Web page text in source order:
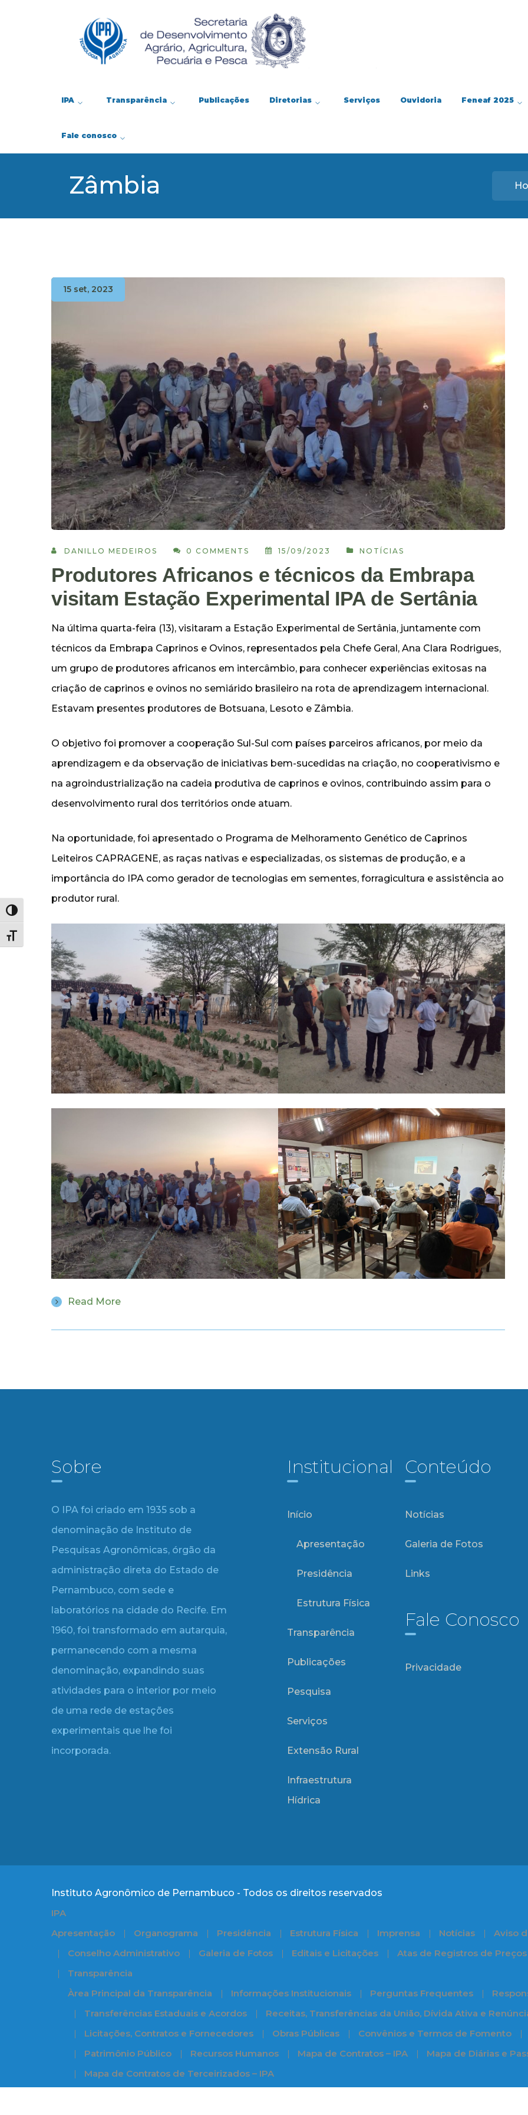
Alternar alto contraste
Alternar tamanho da fonte
IPA Transparência Publicações Diretorias Serviços Ouvidoria Feneaf 2025
Fale conosco
Zâmbia
15 set, 2023
DANILLO MEDEIROS 0 COMMENTS 15/09/2023 NOTÍCIAS
Produtores Africanos e técnicos da Embrapa
visitam Estação Experimental IPA de Sertânia
Na última quarta-feira (13), visitaram a Estação Experimental de Sertânia, juntamente com
técnicos da Embrapa Caprinos e Ovinos, representados pela Chefe Geral, Ana Clara Rodrigues,
um grupo de produtores africanos em intercâmbio, para conhecer experiências exitosas na
criação de caprinos e ovinos no semiárido brasileiro na rota de aprendizagem internacional.
Estavam presentes produtores de Botsuana, Lesoto e Zâmbia.
O objetivo foi promover a cooperação Sul-Sul com países parceiros africanos, por meio da
aprendizagem e da observação de iniciativas bem-sucedidas na criação, no cooperativismo e
na agroindustrialização na cadeia produtiva de caprinos e ovinos, contribuindo assim para o
desenvolvimento rural dos territórios onde atuam.
Na oportunidade, foi apresentado o Programa de Melhoramento Genético de Caprinos
Leiteiros CAPRAGENE, as raças nativas e especializadas, os sistemas de produção, e a
importância do IPA como gerador de tecnologias em sementes, forragicultura e assistência ao
produtor rural.
Read More
Sobre
O IPA foi criado em 1935 sob a
denominação de Instituto de
Pesquisas Agronômicas, órgão da
administração direta do Estado de
Pernambuco, com sede e
laboratórios na cidade do Recife. Em
1960, foi transformado em autarquia,
permanecendo com a mesma
denominação, expandindo suas
atividades para o interior por meio
de uma rede de estações
experimentais que lhe foi
incorporada.
Institucional
Início
Apresentação
Presidência
Estrutura Física
Transparência
Publicações
Pesquisa
Serviços
Extensão Rural
Infraestrutura
Hídrica
Conteúdo
Notícias
Galeria de Fotos
Links
Fale Conosco
Privacidade
Instituto Agronômico de Pernambuco - Todos os direitos reservados
IPA
Apresentação
Organograma Presidência Estrutura Física Imprensa Notícias
Aviso
Conselho Administrativo
Galeria de Fotos Editais e Licitações Atas de Registros de Preços
Transparência
Àrea Principal da Transparência
Informações Institucionais Perguntas Frequentes
Transferências Estaduais e Acordos
Receitas, Transferências da União, Dívida Ativa e
Licitações, Contratos e Fornecedores
Obras Públicas Convênios e Termos de Fomento
Patrimônio Público
Recursos Humanos Mapa de Contratos – IPA
Mapa de Diárias e
Mapa de Contratos de Terceirizados – IPA